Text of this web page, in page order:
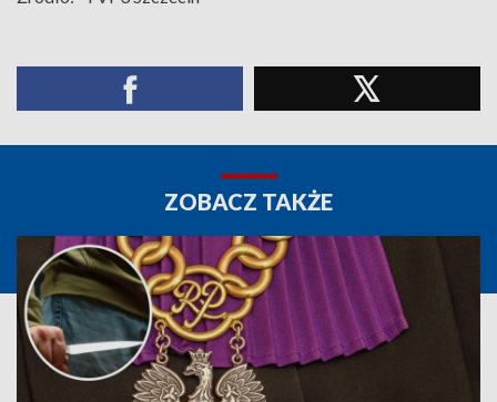
ZOBACZ TAKŻE